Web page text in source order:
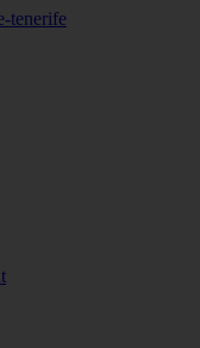
tenerife